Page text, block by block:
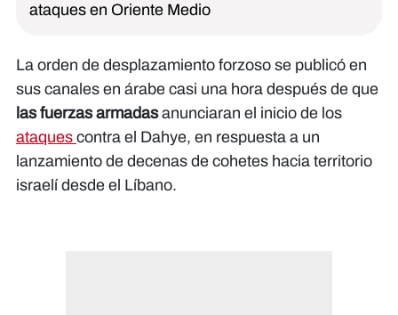
ataques en Oriente Medio
La orden de desplazamiento forzoso se publicó en
sus canales en árabe casi una hora después de que
las fuerzas armadasanunciaran el inicio de los
ataques contra el Dahye, en respuesta a un
lanzamiento de decenas de cohetes hacia territorio
israelí desde el Líbano.